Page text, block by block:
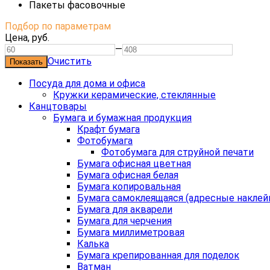
Пакеты фасовочные
Подбор по параметрам
Цена, руб.
—
Очистить
Посуда для дома и офиса
Кружки керамические, стеклянные
Канцтовары
Бумага и бумажная продукция
Крафт бумага
Фотобумага
Фотобумага для струйной печати
Бумага офисная цветная
Бумага офисная белая
Бумага копировальная
Бумага самоклеящаяся (адресные
Бумага для акварели
Бумага для черчения
Бумага миллиметровая
Калька
Бумага крепированная для поделок
Ватман